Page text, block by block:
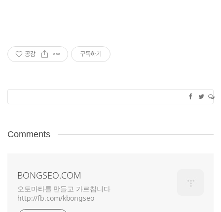
공감 구독하기
Comments
BONGSEO.COM
오토마타를 만들고 가르칩니다
http://fb.com/kbongseo